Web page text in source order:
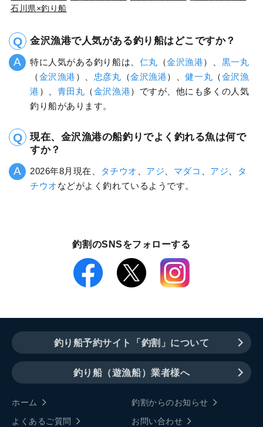
石川県×釣り船
金沢漁港で人気がある釣り船はどこですか？
特に人気がある釣り船は、 仁丸 （金沢漁港）、 黒一丸
（金沢漁港 ）、 忠彦丸 （金沢漁港）、健一丸 （金沢漁
港 ）、 青田丸 （金沢漁港）ですが、他にも多くの人気
釣り船があります。
現在、金沢漁港の船釣りでよく釣れる魚は何で
すか？
2026年8月現在、 タチウオ 、 アジ、 マダコ 、 アジ、
タ
チウオなどがよく釣れているようです。
釣割のSNSをフォローする
釣り船予約サイト「釣割」について
釣り船（遊漁船）業者様へ
ホーム
釣割からのお知らせ
よくあるご質問
お問い合わせ